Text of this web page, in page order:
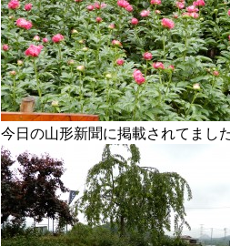
今日の山形新聞に掲載されてまし